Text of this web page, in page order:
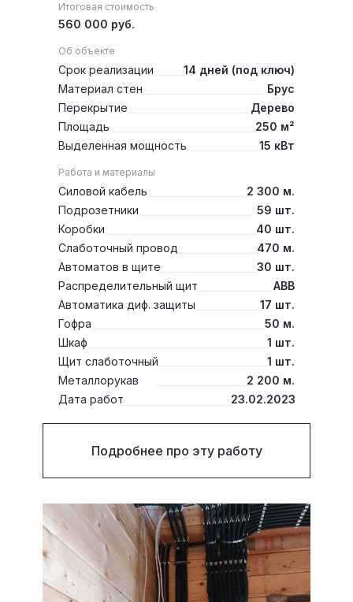
Об объекте
Срок реализации
Материал стен
Перекрытие
Площадь
Выделенная мощность
Работа и материалы
Силовой кабель
Подрозетники
Коробки
Щит слаботочный
Автоматов в щите
Дата работ
14 дней (под ключ)
Брус
Дерево
250 м²
15 кВт
2 300 м.
59 шт.
40 шт.
1 шт.
30 шт.
23.02.2023
Слаботочный провод 470 м.
Металлорукав 2 200 м.
Гофра
50 м.
Шкаф
ABB
Распределительный щит
1 шт.
Автоматика диф. защиты 17 шт.
560 000 руб.
Итоговая стоимость
Подробнее про эту работу